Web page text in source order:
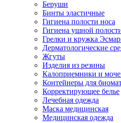
Беруши
Бинты эластичные
Гигиена полости носа
Гигиена ушной
Грелки и кружка
Дерматологические
Жгуты
Изделия из резины
Калоприемники и
Контейнеры для
Корректирующее белье
Лечебная одежда
Маска медицинская
Медицинская одежда